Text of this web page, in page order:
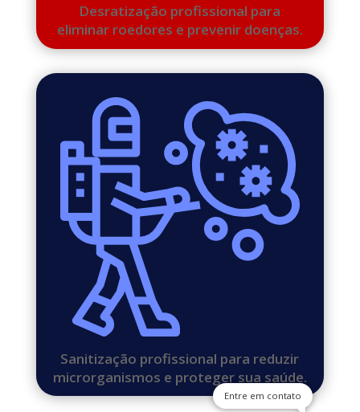
Desratização profissional para
eliminar roedores e prevenir doenças.
Sanitização profissional para reduzir
microrganismos e proteger sua saúde.
Entre em contato